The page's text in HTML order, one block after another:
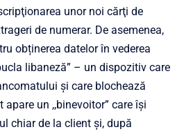
unor noi cărţi de
de numerar. De asemenea,
obținerea datelor în vederea
libaneză” – un dispozitiv care
și care blochează
un ,,binevoitor” care își
chiar de la client și, după